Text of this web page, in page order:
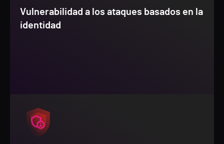
Vulnerabilidad a los ataques basados en la
identidad